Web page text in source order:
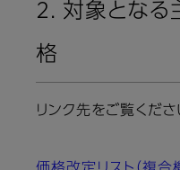
2. 対象となる
格
リンク先をご覧くださ